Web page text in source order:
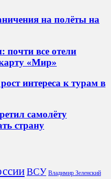
на полёты на
все отели
«Мир»
интереса к турам в
самолёту
страну
ВСУ Владимир Зеленский